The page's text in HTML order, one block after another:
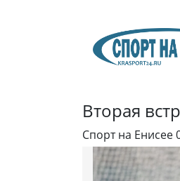
Вторая
Спорт на Енисее